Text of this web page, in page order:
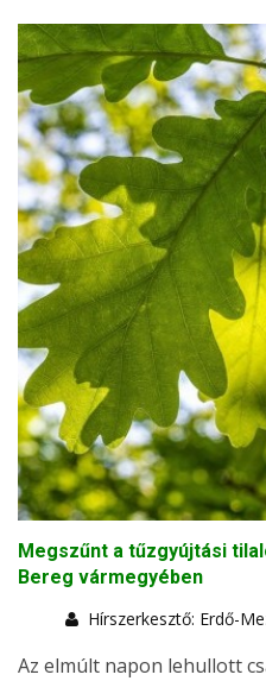
Megszűnt a tűzgyújtási
Bereg vármegyében
Hírszerkesztő: Erdő-
Az elmúlt napon lehullott